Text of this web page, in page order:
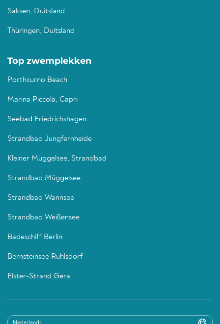
Saksen, Duitsland
Thüringen, Duitsland
Top zwemplekken
Porthcurno Beach
Marina Piccola, Capri
Seebad Friedrichshagen
Strandbad Jungfernheide
Kleiner Müggelsee, Strandbad
Strandbad Müggelsee
Strandbad Wannsee
Strandbad Weißensee
Badeschiff Berlin
Bernsteinsee Ruhlsdorf
Elster-Strand Gera